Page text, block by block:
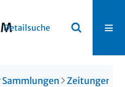
Detailsuche
Zeitungen